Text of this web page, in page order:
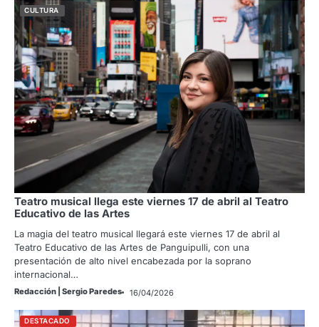
CULTURA
Teatro musical llega este viernes 17 de abril al Teatro
Educativo de las Artes
La magia del teatro musical llegará este viernes 17 de abril al
Teatro Educativo de las Artes de Panguipulli, con una
presentación de alto nivel encabezada por la soprano
internacional…
Redacción | Sergio Paredes 16/04/2026
DESTACADO